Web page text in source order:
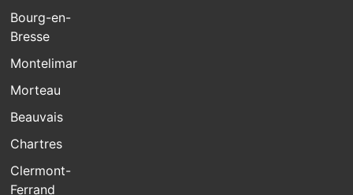
Bourg-en-
Bresse
Montelimar
Morteau
Beauvais
Chartres
Clermont-
Ferrand